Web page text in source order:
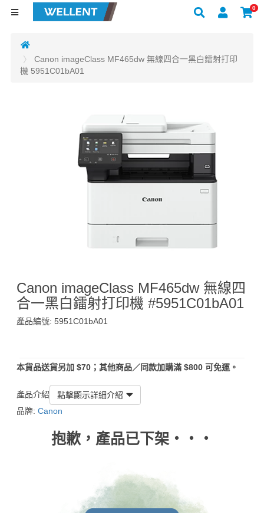
0
Canon imageClass MF465dw 無線四合一黑白鐳射打印
機 5951C01bA01
Canon imageClass MF465dw 無線四
合一黑白鐳射打印機 #5951C01bA01
產品編號: 5951C01bA01
本貨品送貨另加 $70；其他商品／同款加購滿 $800 可免運。
產品介紹
點擊顯示詳細介紹
品牌: Canon
抱歉，產品已下架‧‧‧